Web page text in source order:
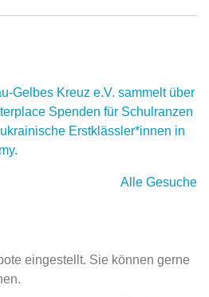
Gelbes Kreuz e.V. sammelt über
Spenden für Schulranzen
Erstklässler*innen in
Alle Gesuche
eingestellt. Sie können gerne